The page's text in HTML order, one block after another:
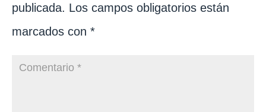
publicada. Los campos obligatorios están
marcados con *